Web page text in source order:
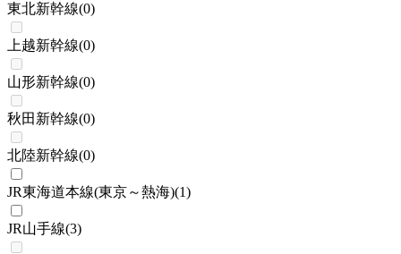
東北新幹線(0)
上越新幹線(0)
山形新幹線(0)
秋田新幹線(0)
北陸新幹線(0)
JR東海道本線(東京～熱海)(1)
JR山手線(3)